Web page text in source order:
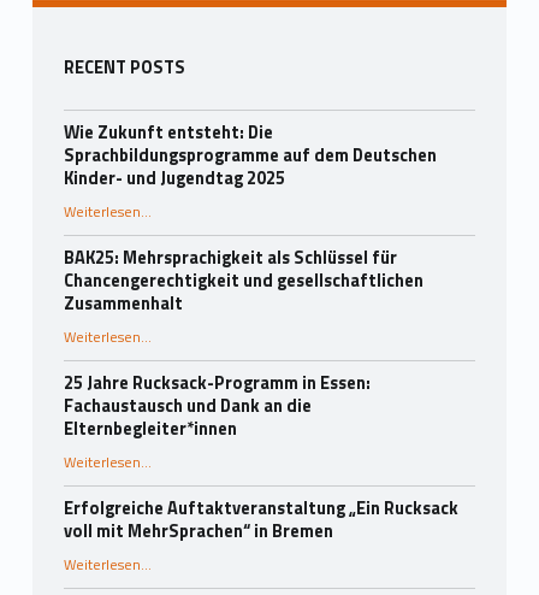
Seitenleiste
RECENT POSTS
Wie Zukunft entsteht: Die
Sprachbildungsprogramme auf dem Deutschen
Kinder- und Jugendtag 2025
Weiterlesen“Wie Zukunft entsteht: Die Sprachbildungsprogramme auf dem Deutschen Kinder- und Jugendtag 2025”
…
BAK25: Mehrsprachigkeit als Schlüssel für
Chancengerechtigkeit und gesellschaftlichen
Zusammenhalt
Weiterlesen“BAK25: Mehrsprachigkeit als Schlüssel für Chancengerechtigkeit und gesellschaftlichen Zusammenhalt”
…
25 Jahre Rucksack-Programm in Essen:
Fachaustausch und Dank an die
Elternbegleiter*innen
Weiterlesen“25 Jahre Rucksack-Programm in Essen: Fachaustausch und Dank an die Elternbegleiter*innen”
…
Erfolgreiche Auftaktveranstaltung „Ein Rucksack
voll mit MehrSprachen“ in Bremen
Weiterlesen“Erfolgreiche Auftaktveranstaltung „Ein Rucksack voll mit MehrSprachen“ in Bremen”
…